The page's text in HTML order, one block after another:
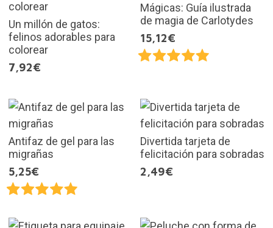
Un millón de gatos:
felinos adorables para
colorear
7,92€
Mágicas: Guía ilustrada
de magia de Carlotydes
15,12€
Antifaz de gel para las
migrañas
5,25€
Divertida tarjeta de
felicitación para sobradas
2,49€